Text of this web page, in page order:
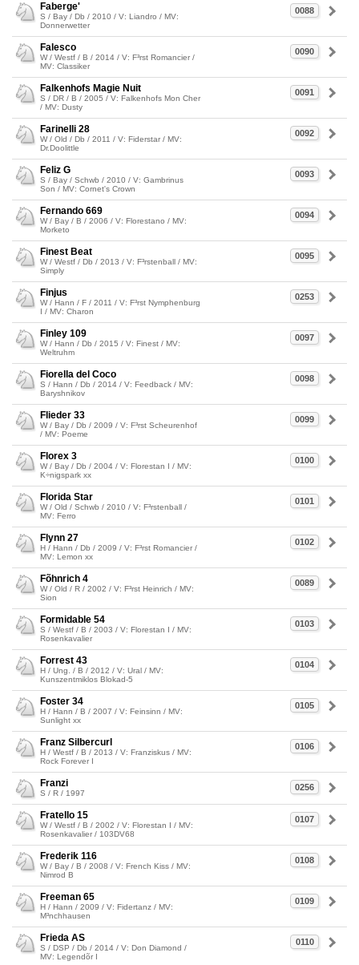
0088
Faberge'
S / Bay / Db / 2010 / V: Liandro / MV:
Donnerwetter
0090
Falesco
W / Westf / B / 2014 / V: F³rst Romancier /
MV: Classiker
0091
Falkenhofs Magie Nuit
S / DR / B / 2005 / V: Falkenhofs Mon Cher
/ MV: Dusty
0092
Farinelli 28
W / Old / Db / 2011 / V: Fiderstar / MV:
Dr.Doolittle
0093
Feliz G
S / Bay / Schwb / 2010 / V: Gambrinus
Son / MV: Cornet's Crown
0094
Fernando 669
W / Bay / B / 2006 / V: Florestano / MV:
Morketo
0095
Finest Beat
W / Westf / Db / 2013 / V: F³rstenball / MV:
Simply
0253
Finjus
W / Hann / F / 2011 / V: F³rst Nymphenburg
I / MV: Charon
0097
Finley 109
W / Hann / Db / 2015 / V: Finest / MV:
Weltruhm
0098
Fiorella del Coco
S / Hann / Db / 2014 / V: Feedback / MV:
Baryshnikov
0099
Flieder 33
W / Bay / Db / 2009 / V: F³rst Scheurenhof
/ MV: Poeme
0100
Florex 3
W / Bay / Db / 2004 / V: Florestan I / MV:
K÷nigspark xx
0101
Florida Star
W / Old / Schwb / 2010 / V: F³rstenball /
MV: Ferro
0102
Flynn 27
H / Hann / Db / 2009 / V: F³rst Romancier /
MV: Lemon xx
0089
Fõhnrich 4
W / Old / R / 2002 / V: F³rst Heinrich / MV:
Sion
0103
Formidable 54
S / Westf / B / 2003 / V: Florestan I / MV:
Rosenkavalier
0104
Forrest 43
H / Ung. / B / 2012 / V: Ural / MV:
Kunszentmiklos Blokad-5
0105
Foster 34
H / Hann / B / 2007 / V: Feinsinn / MV:
Sunlight xx
0106
Franz Silbercurl
H / Westf / B / 2013 / V: Franziskus / MV:
Rock Forever I
0256
Franzi
S / R / 1997
0107
Fratello 15
W / Westf / B / 2002 / V: Florestan I / MV:
Rosenkavalier / 103DV68
0108
Frederik 116
W / Bay / B / 2008 / V: French Kiss / MV:
Nimrod B
0109
Freeman 65
H / Hann / 2009 / V: Fidertanz / MV:
M³nchhausen
0110
Frieda AS
S / DSP / Db / 2014 / V: Don Diamond /
MV: Legendõr I